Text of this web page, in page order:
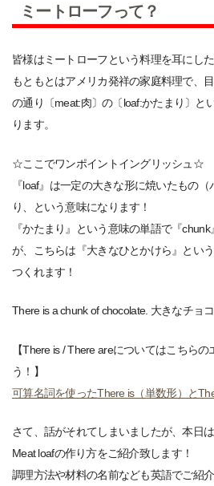
ミートローフって？
皆様はミートローフという料理を耳にし
もともとはアメリカ発祥の家庭料理で、
の通り〔meat:肉〕の〔loaf:かたまり〕と
ります。
☆ここでワンポイントイングリッシュ☆
『loaf』は一定の大きな形に焼いたもの
り、という意味になります！
『かたまり』という意味の単語で『
が、こちらは『大きなひとかけら』とい
つくれます！
There is a chunk of chocolate. 大きなチョ
【There is / There areについてはこちら
う！】
可算名詞を使ったThere is（単数形）と
さて、話がそれてしまいましたが、本日
Meat loafの作り方をご紹介致します！
調理方法や材料の名前なども英語でご紹